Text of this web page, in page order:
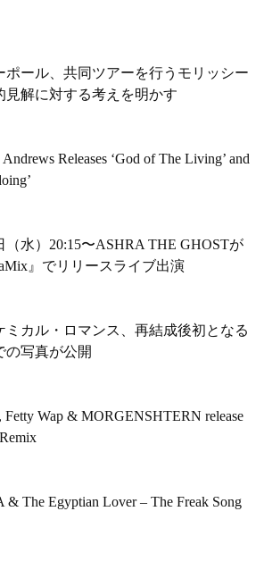
ポール、共同ツアーを行うモリッシー
見解に対する考えを明かす
Releases ‘God of The Living’ and
（水）20:15〜ASHRA THE GHOSTが
』でリリースライブ出演
ミカル・ロマンス、再結成後初となる
の写真が公開
Fetty Wap & MORGENSHTERN release
The Egyptian Lover – The Freak Song